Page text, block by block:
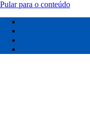
Pular para o conteúdo